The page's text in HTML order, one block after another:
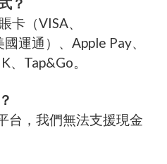
卡（VISA、
運通）、Apple Pay、
、Tap&Go。
台，我們無法支援現金